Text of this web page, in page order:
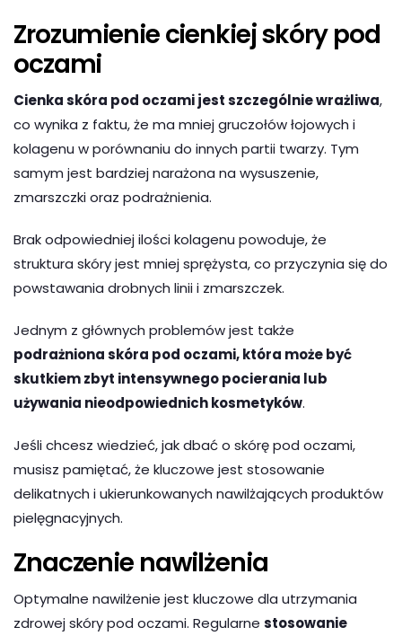
Zrozumienie cienkiej skóry pod
oczami
Cienka skóra pod oczami jest szczególnie wrażliwa,
co wynika z faktu, że ma mniej gruczołów łojowych i
kolagenu w porównaniu do innych partii twarzy. Tym
samym jest bardziej narażona na wysuszenie,
zmarszczki oraz podrażnienia.
Brak odpowiedniej ilości kolagenu powoduje, że
struktura skóry jest mniej sprężysta, co przyczynia się do
powstawania drobnych linii i zmarszczek.
Jednym z głównych problemów jest także
podrażniona skóra pod oczami, która może być
skutkiem zbyt intensywnego pocierania lub
używania nieodpowiednich kosmetyków.
Jeśli chcesz wiedzieć, jak dbać o skórę pod oczami,
musisz pamiętać, że kluczowe jest stosowanie
delikatnych i ukierunkowanych nawilżających produktów
pielęgnacyjnych.
Znaczenie nawilżenia
Optymalne nawilżenie jest kluczowe dla utrzymania
zdrowej skóry pod oczami. Regularne stosowanie